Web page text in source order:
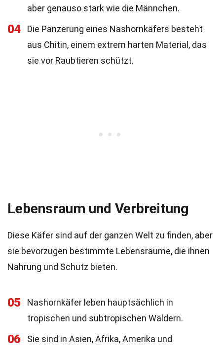
aber genauso stark wie die Männchen.
04
Die Panzerung eines Nashornkäfers besteht
aus Chitin, einem extrem harten Material, das
sie vor Raubtieren schützt.
Lebensraum und Verbreitung
Diese Käfer sind auf der ganzen Welt zu finden, aber
sie bevorzugen bestimmte Lebensräume, die ihnen
Nahrung und Schutz bieten.
05
Nashornkäfer leben hauptsächlich in
tropischen und subtropischen Wäldern.
06
Sie sind in Asien, Afrika, Amerika und